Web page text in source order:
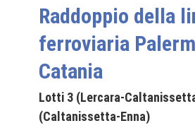
Raddoppio della
ferroviaria
Catania
Lotti 3 (Lercara-
(Caltanissetta-Enna)